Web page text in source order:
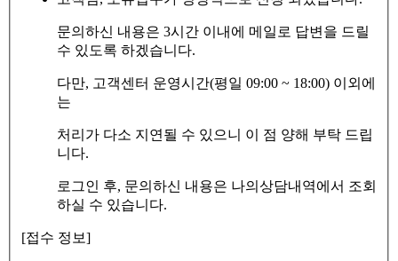
문의하신 내용은 3시간 이내에 메일로 답변을 드릴
수 있도록 하겠습니다.
다만, 고객센터 운영시간(평일 09:00 ~ 18:00) 이외에
는
처리가 다소 지연될 수 있으니 이 점 양해 부탁 드립
니다.
로그인 후, 문의하신 내용은 나의상담내역에서 조회
하실 수 있습니다.
[접수 정보]